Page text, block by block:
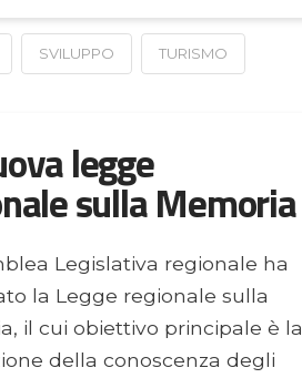
SVILUPPO TURISMO
legge
sulla Memoria
Legislativa regionale ha
la Legge regionale sulla
il cui obiettivo principale è la
della conoscenza degli